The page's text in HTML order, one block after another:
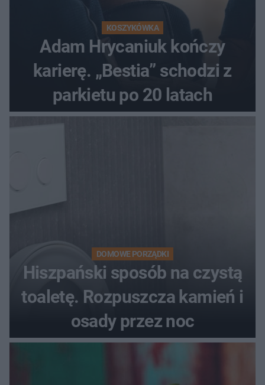
KOSZYKÓWKA
Adam Hrycaniuk kończy
karierę. „Bestia” schodzi z
parkietu po 20 latach
DOMOWE PORZĄDKI
Hiszpański sposób na czystą
toaletę. Rozpuszcza kamień i
osady przez noc